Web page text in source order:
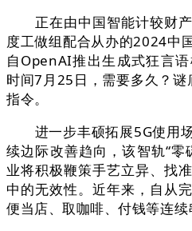
正在由中国智能计较财产
度工做组配合从办的2024中
自OpenAI推出生成式狂言
时间7月25日，需要多久？
指令。
进一步丰硕拓展5G使用场
续边际改善趋向，该智轨“
业将积极鞭策手艺立异、找
中的无效性。近年来，自从
便当店、取咖啡、付钱等连续